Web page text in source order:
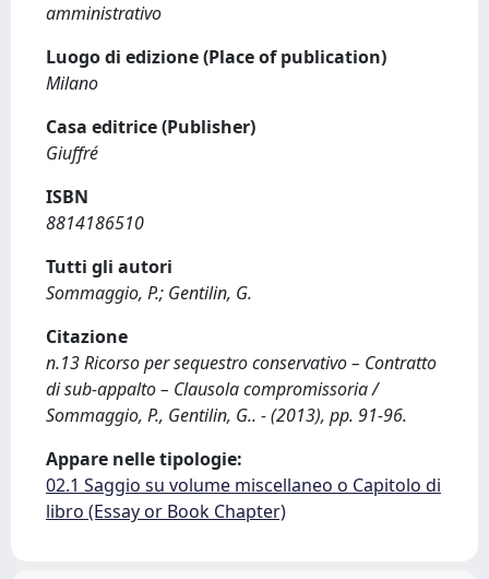
amministrativo
Luogo di edizione (Place of publication)
Milano
Casa editrice (Publisher)
Giuffré
ISBN
8814186510
Tutti gli autori
Sommaggio, P.; Gentilin, G.
Citazione
n.13 Ricorso per sequestro conservativo – Contratto
di sub-appalto – Clausola compromissoria /
Sommaggio, P., Gentilin, G.. - (2013), pp. 91-96.
Appare nelle tipologie:
02.1 Saggio su volume miscellaneo o Capitolo di
libro (Essay or Book Chapter)